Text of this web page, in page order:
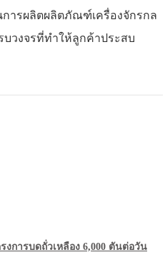
การผลิตผลิตภัณฑ์เครื่องจักรกล
วงจรที่ทำให้ลูกค้าประสบ
การบดถั่วเหลือง 6,000 ตันต่อวัน